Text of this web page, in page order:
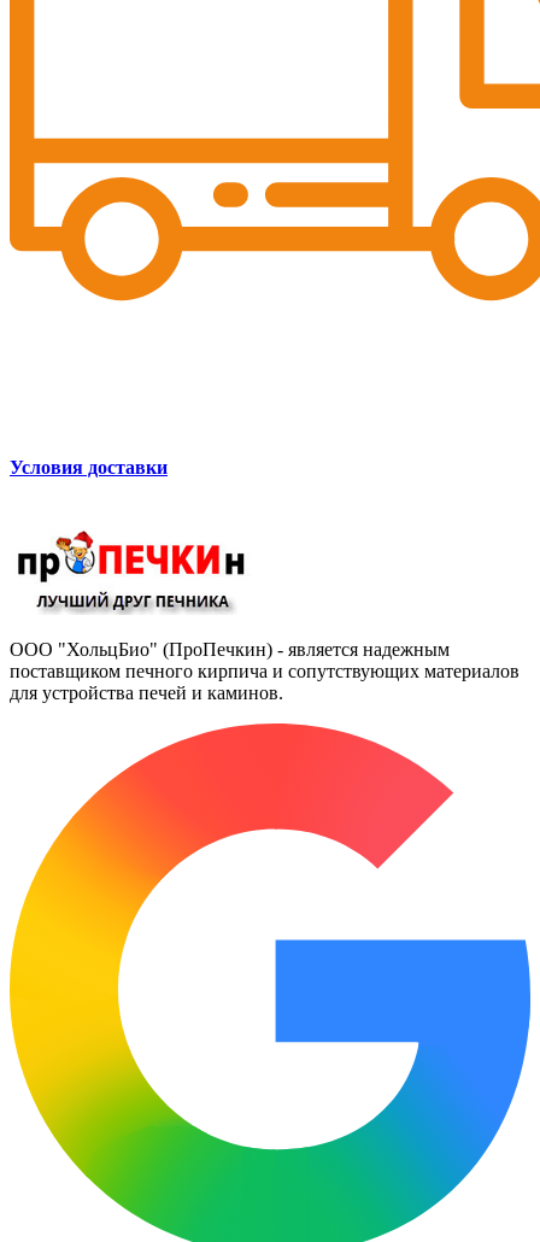
Условия доставки
ООО "ХольцБио" (ПроПечкин) - является надежным
поставщиком печного кирпича и сопутствующих материалов
для устройства печей и каминов.